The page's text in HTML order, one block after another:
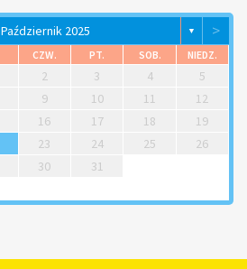
Październik 2025 ▼ >
CZW. PT. SOB. NIEDZ.
2 3 4
5
9 10 11
12
16 17 18
19
23 24 25
26
30 31